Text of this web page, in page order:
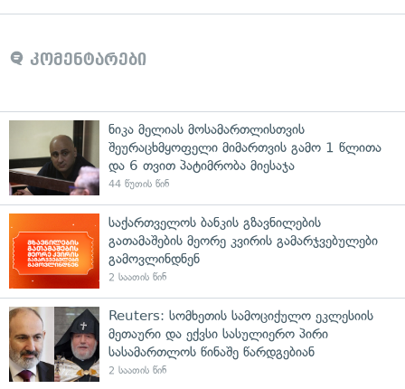
კომენტარები
ნიკა მელიას მოსამართლისთვის
შეურაცხმყოფელი მიმართვის გამო 1 წლითა
და 6 თვით პატიმრობა მიესაჯა
44 წუთის წინ
საქართველოს ბანკის გზავნილების
გათამაშების მეორე კვირის გამარჯვებულები
გამოვლინდნენ
2 საათის წინ
Reuters: სომხეთის სამოციქულო ეკლესიის
მეთაური და ექვსი სასულიერო პირი
სასამართლოს წინაშე წარდგებიან
2 საათის წინ